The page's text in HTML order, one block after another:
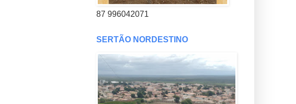
87 996042071
SERTÃO NORDESTINO